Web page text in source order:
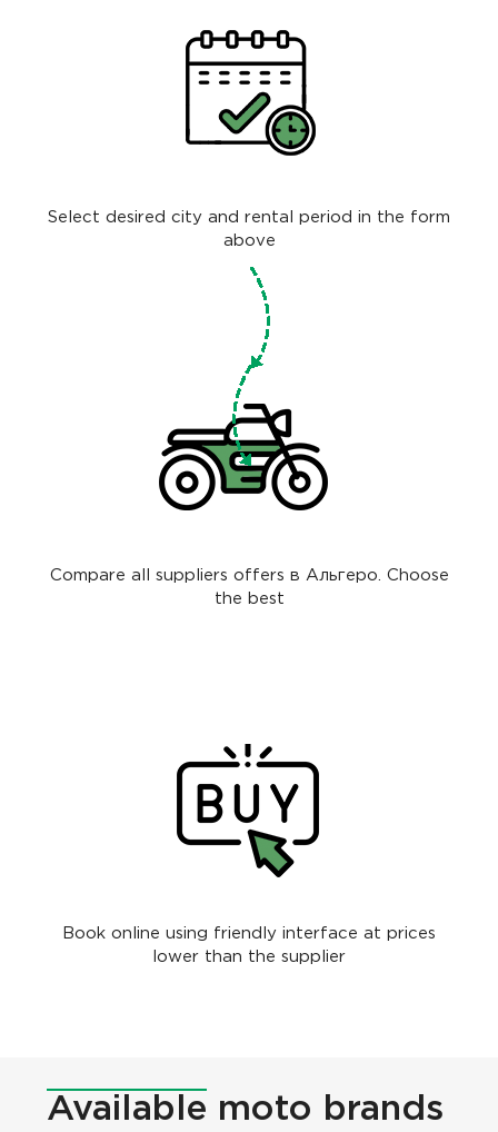
Select desired city and rental period in the form
above
Compare all suppliers offers в Альгеро. Choose
the best
Book online using friendly interface at prices
lower than the supplier
Available moto brands